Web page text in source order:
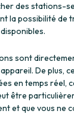
des stations-
la possibilité de
sont
De plus,
en temps réel,
être
et que vous ne